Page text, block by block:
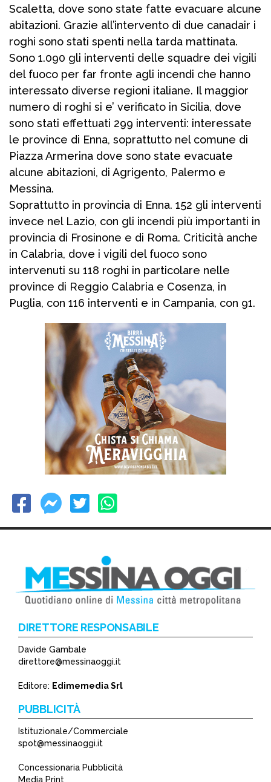
Scaletta, dove sono state fatte evacuare alcune
abitazioni. Grazie all’intervento di due canadair i
roghi sono stati spenti nella tarda mattinata.
Sono 1.090 gli interventi delle squadre dei vigili
del fuoco per far fronte agli incendi che hanno
interessato diverse regioni italiane. Il maggior
numero di roghi si e’ verificato in Sicilia, dove
sono stati effettuati 299 interventi: interessate
le province di Enna, soprattutto nel comune di
Piazza Armerina dove sono state evacuate
alcune abitazioni, di Agrigento, Palermo e
Messina.
Soprattutto in provincia di Enna. 152 gli interventi
invece nel Lazio, con gli incendi più importanti in
provincia di Frosinone e di Roma. Criticità anche
in Calabria, dove i vigili del fuoco sono
intervenuti su 118 roghi in particolare nelle
province di Reggio Calabria e Cosenza, in
Puglia, con 116 interventi e in Campania, con 91.
DIRETTORE RESPONSABILE
Davide Gambale
direttore@messinaoggi.it
Editore: Edimemedia Srl
PUBBLICITÀ
Istituzionale/Commerciale
spot@messinaoggi.it
Concessionaria Pubblicità
Media Print